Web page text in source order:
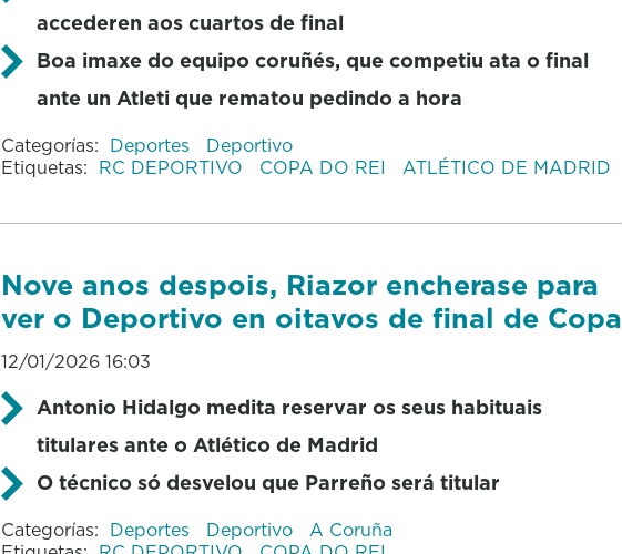
accederen aos cuartos de final
Boa imaxe do equipo coruñés, que competiu ata o final
ante un Atleti que rematou pedindo a hora
Categorías: Deportes
Deportivo
Etiquetas: RC DEPORTIVO COPA DO REI ATLÉTICO DE MADRID
Nove anos despois, Riazor encherase para
ver o Deportivo en oitavos de final de Copa
12/01/2026 16:03
Antonio Hidalgo medita reservar os seus habituais
titulares ante o Atlético de Madrid
O técnico só desvelou que Parreño será titular
Categorías: Deportes Deportivo
A Coruña